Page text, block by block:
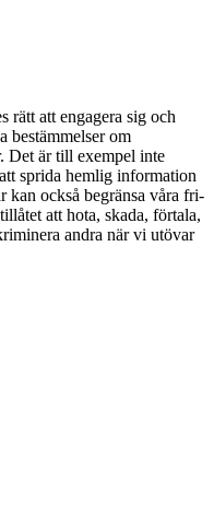
rätt att engagera sig och
bestämmelser om
Det är till exempel inte
sprida hemlig information
kan också begränsa våra fri-
att hota, skada, förtala,
andra när vi utövar